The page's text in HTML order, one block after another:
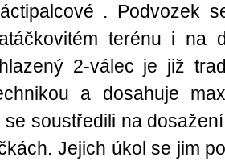
. Podvozek
terénu i na
2-válec je již
a dosahuje
se soustředili na
Jejich úkol se jim